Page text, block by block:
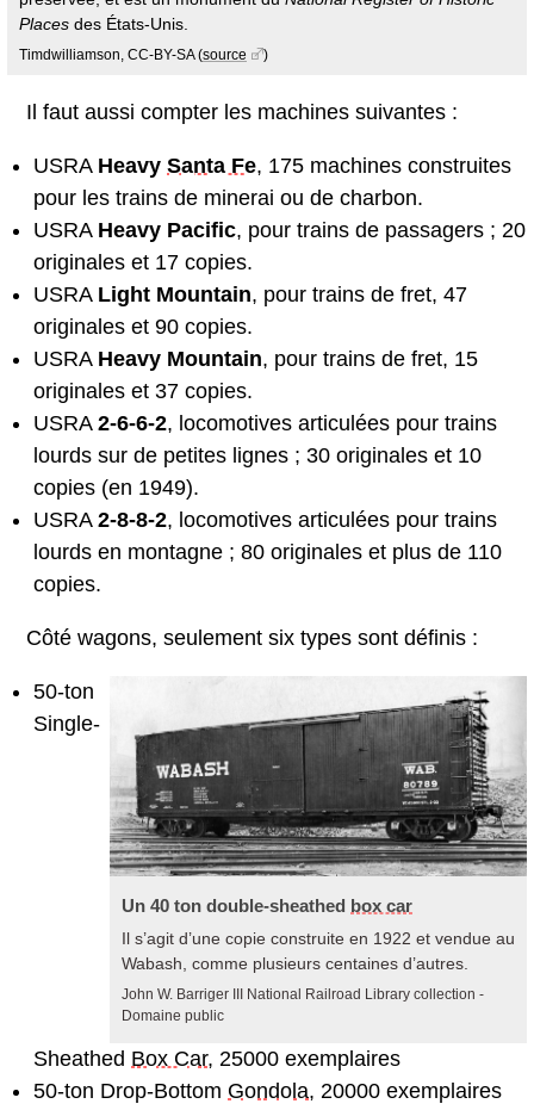
Places des États-Unis.
Timdwilliamson, CC-BY-SA(source )
Il faut aussi compter les machines suivantes :
USRA Heavy Santa Fe, 175 machines construites
pour les trains de minerai ou de charbon.
USRA Heavy Pacific, pour trains de passagers ; 20
originales et 17 copies.
USRA Light Mountain, pour trains de fret, 47
originales et 90 copies.
USRA Heavy Mountain, pour trains de fret, 15
originales et 37 copies.
USRA 2-6-6-2, locomotives articulées pour trains
lourds sur de petites lignes ; 30 originales et 10
copies (en 1949).
USRA 2-8-8-2, locomotives articulées pour trains
lourds en montagne ; 80 originales et plus de 110
copies.
Côté wagons, seulement six types sont définis :
Un 40 ton double-sheathed box car
Il s’agit d’une copie construite en 1922 et vendue au
Wabash, comme plusieurs centaines d’autres.
John W. Barriger III National Railroad Library collection -
Domaine public
50-ton
Single-
Sheathed Box Car, 25000 exemplaires
50-ton Drop-Bottom Gondola, 20000 exemplaires